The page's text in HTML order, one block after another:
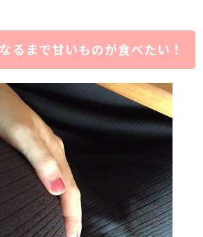
るまで甘いものが食べたい！